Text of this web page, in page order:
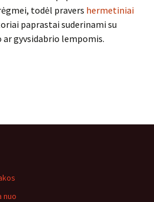
todėl pravers hermetiniai
paprastai suderinami su
gyvsidabrio lempomis.
nuo